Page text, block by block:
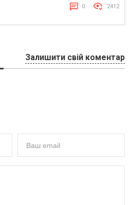
0 2412
Залишити свій коментар